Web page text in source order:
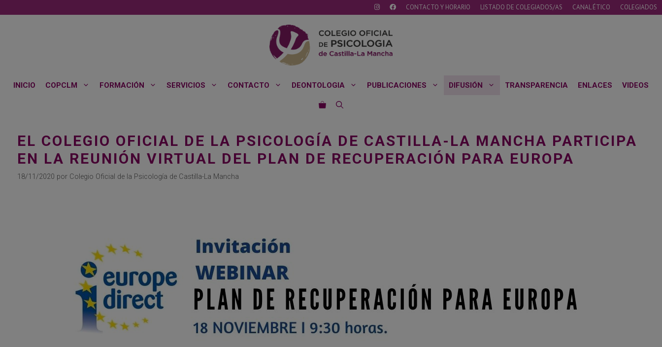
al
CONTACTO Y HORARIO LISTADO DE COLEGIADOS/AS CANAL ÉTICO COLEGIADOS
INICIO COPCLM FORMACIÓN SERVICIOS CONTACTO DEONTOLOGIA PUBLICACIONES DIFUSIÓN TRANSPARENCIA ENLACES VIDEOS
EL COLEGIO OFICIAL DE LA PSICOLOGÍA DE CASTILLA-LA MANCHA PARTICIPA
EN LA REUNIÓN VIRTUAL DEL PLAN DE RECUPERACIÓN PARA EUROPA
18/11/2020 por Colegio Oficial de la Psicología de Castilla-La Mancha